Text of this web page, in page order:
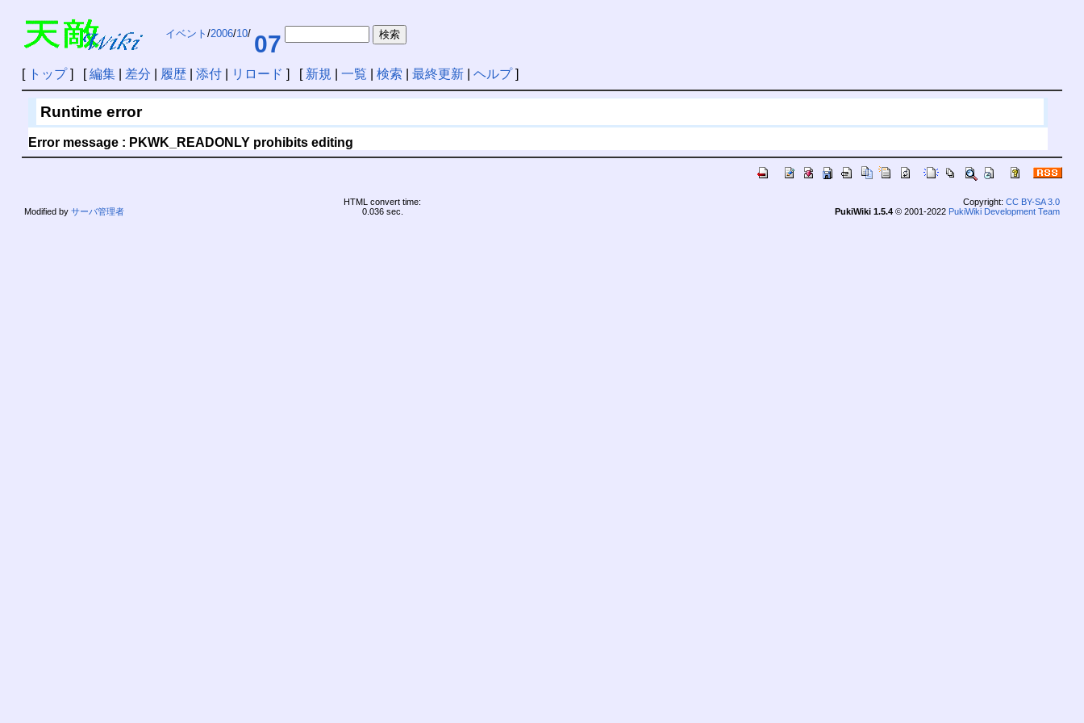
イベント /2006/10/ 07
[ トップ] [編集| 差分 履歴| 添付| リロード ] [ 新規 一覧 検索 最終更新| ヘルプ]
Runtime error
Error message : PKWK_READONLY prohibits editing
Modified by サーバ管理者
HTML convert time:
0.036 sec.
Copyright: CC BY-SA 3.0
PukiWiki 1.5.4© 2001-2022 PukiWiki Development Team